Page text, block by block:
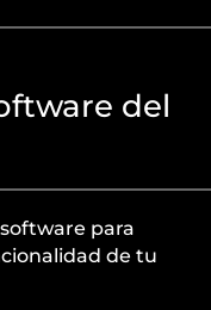
del
para
de tu